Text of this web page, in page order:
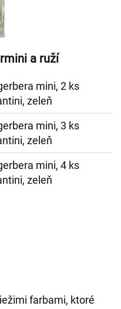
a ruží
mini, 2 ks
zeleň
mini, 3 ks
zeleň
mini, 4 ks
zeleň
farbami, ktoré